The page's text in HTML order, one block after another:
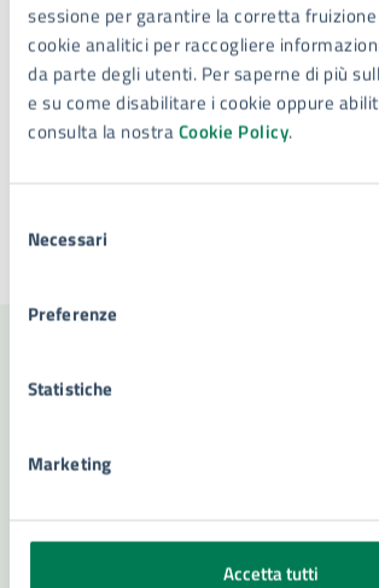
sessione per garantire la corretta
cookie analitici per raccogliere
da parte degli utenti. Per saperne di più
e su come disabilitare i cookie oppure
consulta la nostraCookie Policy.
delNecessari
Preferenze
Statistiche
Marketing
Accetta tutti
PEC:
Tipo di evento: Corso
Settore, Giovani, Sport e Tempo Libero